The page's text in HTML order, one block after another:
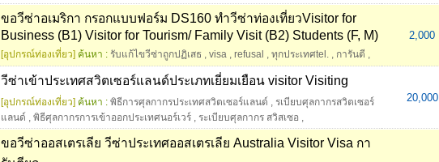
ขอวีซ่าอเมริกา กรอกแบบฟอร์ม DS160 ทำวีซ่าท่องเที่ยวVisitor for
Business (B1) Visitor for Tourism/ Family Visit (B2) Students (F, M)
[อุปกรณ์ท่องเที่ยว] ค้นหา : รับแก้ไขวีซ่าถูกปฏิเสธ , visa , refusal , ทุกประเทศtel. , การันตี ,
2,000
วีซ่าเข้าประเทศสวิตเซอร์แลนด์ประเภทเยี่ยมเยือน visitor Visiting
[อุปกรณ์ท่องเที่ยว] ค้นหา : พิธีการศุลกากรประเทศสวิตเซอร์แลนด์ , รเบียบศุลกากรสวิตเซอร์
แลนด์ , พิธีศุลกากรการเข้าออกประเทศนอร์เวร์ , ระเบียบศุลกากร สวิสเซอ ,
20,000
ขอวีซ่าออสเตรเลีย วีซ่าประเทศออสเตรเลีย Australia Visitor Visa กา